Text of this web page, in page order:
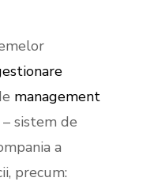
management
– sistem de
a
precum: